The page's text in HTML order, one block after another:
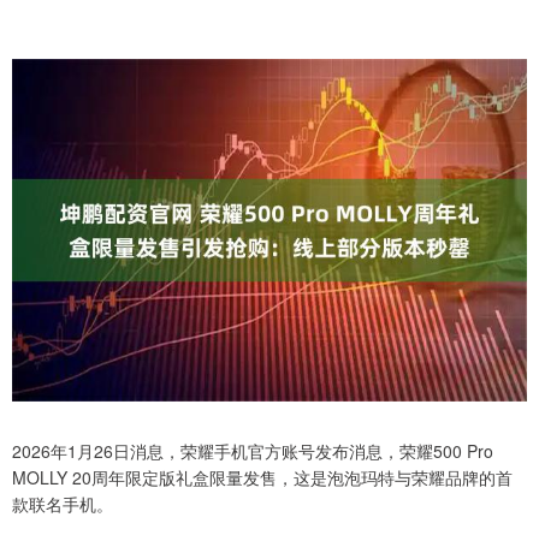
2026年1月26日消息，荣耀手机官方账号发布消息，荣耀500 Pro
MOLLY 20周年限定版礼盒限量发售，这是泡泡玛特与荣耀品牌的首
款联名手机。